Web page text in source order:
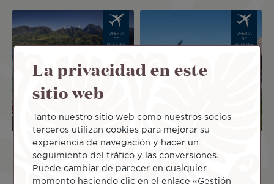
OFERTA
DE
BILLETES
París Tahití
1.560 € tasas
OFERTA
DE
BILLETES
Los Ángeles Tahití
901 € tasas incl.
La privacidad en este
sitio web
Tanto nuestro sitio web como nuestros socios
terceros utilizan cookies para mejorar su
experiencia de navegación y hacer un
seguimiento del tráfico y las conversiones.
Puede cambiar de parecer en cualquier
momento haciendo clic en el enlace «Gestión